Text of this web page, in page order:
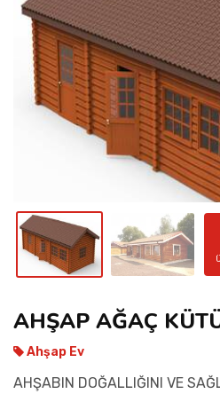
REFERANSLAR
İLETIŞIM
AHŞAP AĞAÇ
Ahşap Ev
AHŞABIN DOĞALLIĞINI VE